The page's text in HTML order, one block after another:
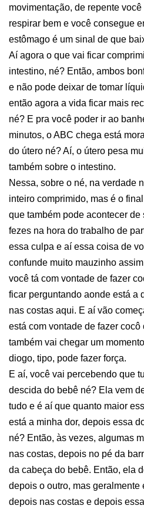
movimentação, de repente
respirar bem e você consegue
estômago é um sinal de que
Aí agora o que vai ficar
intestino, né? Então, ambos
e não pode deixar de tomar
então agora a vida ficar mais
né? E pra você poder ir ao
minutos, o ABC chega está
do útero né? Aí, o útero pesa
também sobre o intestino.
Nessa, sobre o né, na verdade
inteiro comprimido, mas é o
que também pode acontecer
fezes na hora do trabalho de
essa culpa e aí essa coisa de
confunde muito mauzinho
você tá com vontade de fazer
ficar perguntando aonde está a
nas costas aqui. E aí vão
está com vontade de fazer cocô
também vai chegar um
diogo, tipo, pode fazer força.
E aí, você vai percebendo que
descida do bebê né? Ela vem
tudo e é aí que quanto maior
está a minha dor, depois essa
né? Então, às vezes, algumas
nas costas, depois no pé da
da cabeça do bebê. Então, ela
depois o outro, mas geralmente
depois nas costas e depois